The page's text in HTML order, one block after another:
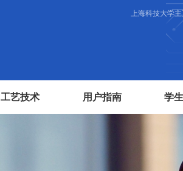
上海科技大学主
工艺技术 用户指南 学